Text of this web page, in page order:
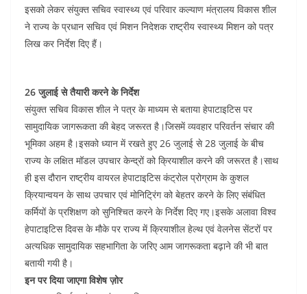
इसको लेकर संयुक्त सचिव स्वास्थ्य एवं परिवार कल्याण मंत्रालय विकास शील
ने राज्य के प्रधान सचिव एवं मिशन निदेशक राष्ट्रीय स्वास्थ्य मिशन को पत्र
लिख कर निर्देश दिए हैं।
26 जुलाई से तैयारी करने के निर्देश
संयुक्त सचिव विकास शील ने पत्र के माध्यम से बताया हेपाटाइटिस पर
सामुदायिक जागरूकता की बेहद जरूरत है।जिसमें व्यवहार परिवर्तन संचार की
भूमिका अहम है।इसको ध्यान में रखते हुए 26 जुलाई से 28 जुलाई के बीच
राज्य के लक्षित मॉडल उपचार केन्द्रों को क्रियाशील करने की जरूरत है।साथ
ही इस दौरान राष्ट्रीय वायरल हेपाटाइटिस कंट्रोल प्रोग्राम के कुशल
क्रियान्वयन के साथ उपचार एवं मोनिट्रिंग को बेहतर करने के लिए संबंधित
कर्मियों के प्रशिक्षण को सुनिश्चित करने के निर्देश दिए गए।इसके अलावा विश्व
हेपाटाइटिस दिवस के मौके पर राज्य में क्रियाशील हेल्थ एवं वेलनेस सेंटरों पर
अत्यधिक सामुदायिक सहभागिता के जरिए आम जागरूकता बढ़ाने की भी बात
बतायी गयी है।
इन पर दिया जाएगा विशेष ज़ोर